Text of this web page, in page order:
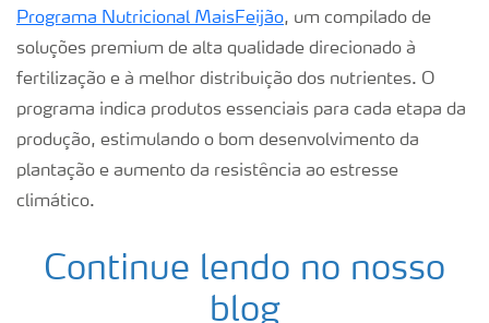
Programa Nutricional MaisFeijão, um compilado de
soluções premium de alta qualidade direcionado à
fertilização e à melhor distribuição dos nutrientes. O
programa indica produtos essenciais para cada etapa da
produção, estimulando o bom desenvolvimento da
plantação e aumento da resistência ao estresse
climático.
Continue lendo no nosso
blog